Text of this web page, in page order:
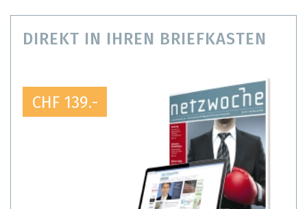
DIREKT IN IHREN BRIEFKASTEN
CHF 139.-